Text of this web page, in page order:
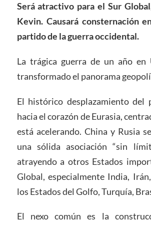
Será atractivo para el Sur
Kevin. Causará consternación
partido de la guerra occidental.
La trágica guerra de un año en
transformado el panorama
El histórico desplazamiento del
hacia el corazón de Eurasia,
está acelerando. China y Rusia
una sólida asociación “sin
atrayendo a otros Estados
Global, especialmente India,
los Estados del Golfo, Turquía,
El nexo común es la